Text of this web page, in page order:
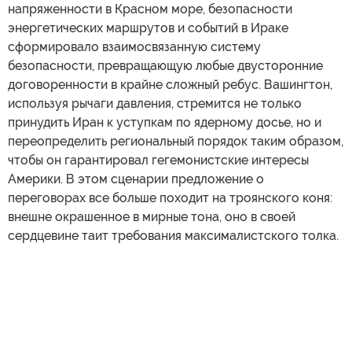
напряженности в Красном море, безопасности
энергетических маршрутов и событий в Ираке
сформировало взаимосвязанную систему
безопасности, превращающую любые двусторонние
договоренности в крайне сложный ребус. Вашингтон,
используя рычаги давления, стремится не только
принудить Иран к уступкам по ядерному досье, но и
переопределить региональный порядок таким образом,
чтобы он гарантировал гегемонистские интересы
Америки. В этом сценарии предложение о
переговорах все больше походит на троянского коня:
внешне окрашенное в мирные тона, оно в своей
сердцевине таит требования максималистского толка.